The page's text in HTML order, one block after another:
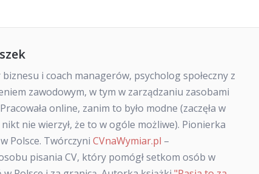
i coach managerów, psycholog społeczny z
zawodowym, w tym w zarządzaniu zasobami
online, zanim to było modne (zaczęła w
nie wierzył, że to w ogóle możliwe). Pionierka
Polsce. Twórczyni CVnaWymiar.pl –
pisania CV, który pomógł setkom osób w